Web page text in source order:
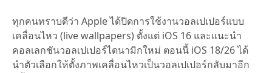
ทุกคนทราบดีว่า Apple ได้ปิดการใช้งานวอลเปเปอร์แบบ
เคลื่อนไหว (live wallpapers) ตั้งแต่ iOS 16 และแนะนำ
คอลเลกชันวอลเปเปอร์ไดนามิกใหม่ ตอนนี้ iOS 18/26 ได้
นำตัวเลือกให้ตั้งภาพเคลื่อนไหวเป็นวอลเปเปอร์กลับมาอีก